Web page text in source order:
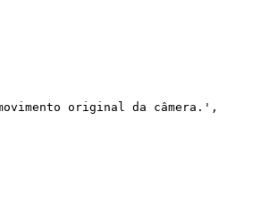
original da câmera.',